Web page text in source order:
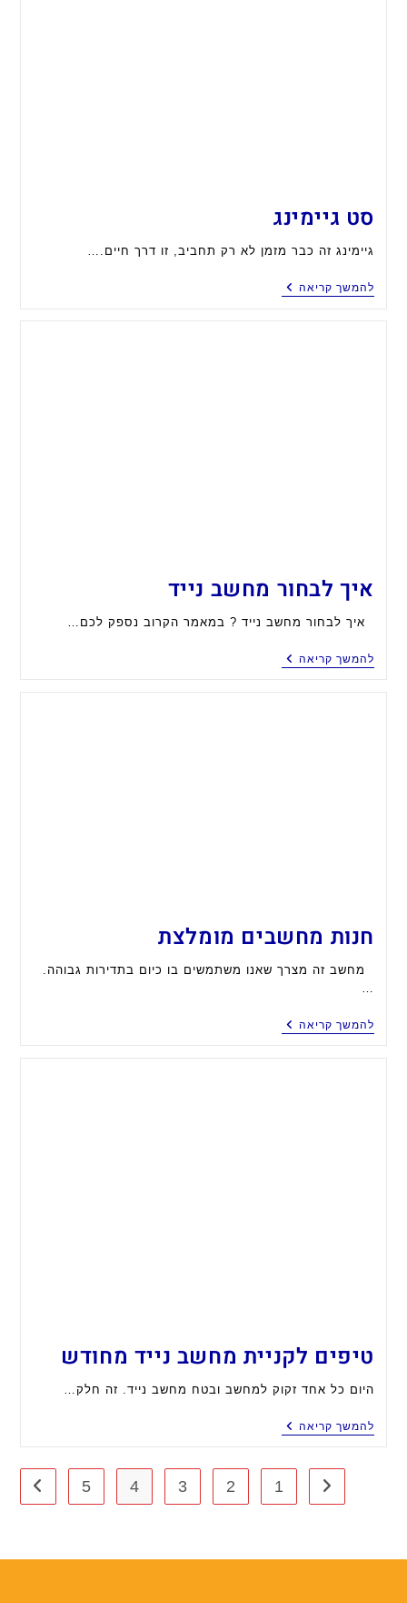
סט גיימינג
גיימינג זה כבר מזמן לא רק תחביב, זו דרך חיים.…
להמשך קריאהסט
איך לבחור מחשב נייד
איך לבחור מחשב נייד ? במאמר הקרוב נספק לכם…
להמשך קריאהאיך
חנות מחשבים מומלצת
מחשב זה מצרך שאנו משתמשים בו כיום בתדירות גבוהה.
להמשך קריאהחנות
טיפים לקניית מחשב נייד מחודש
היום כל אחד זקוק למחשב ובטח מחשב נייד. זה חלק…
להמשך קריאהטיפים
נייד
מחודש
מעבר לעמוד הקודם
1
2
3
4
5